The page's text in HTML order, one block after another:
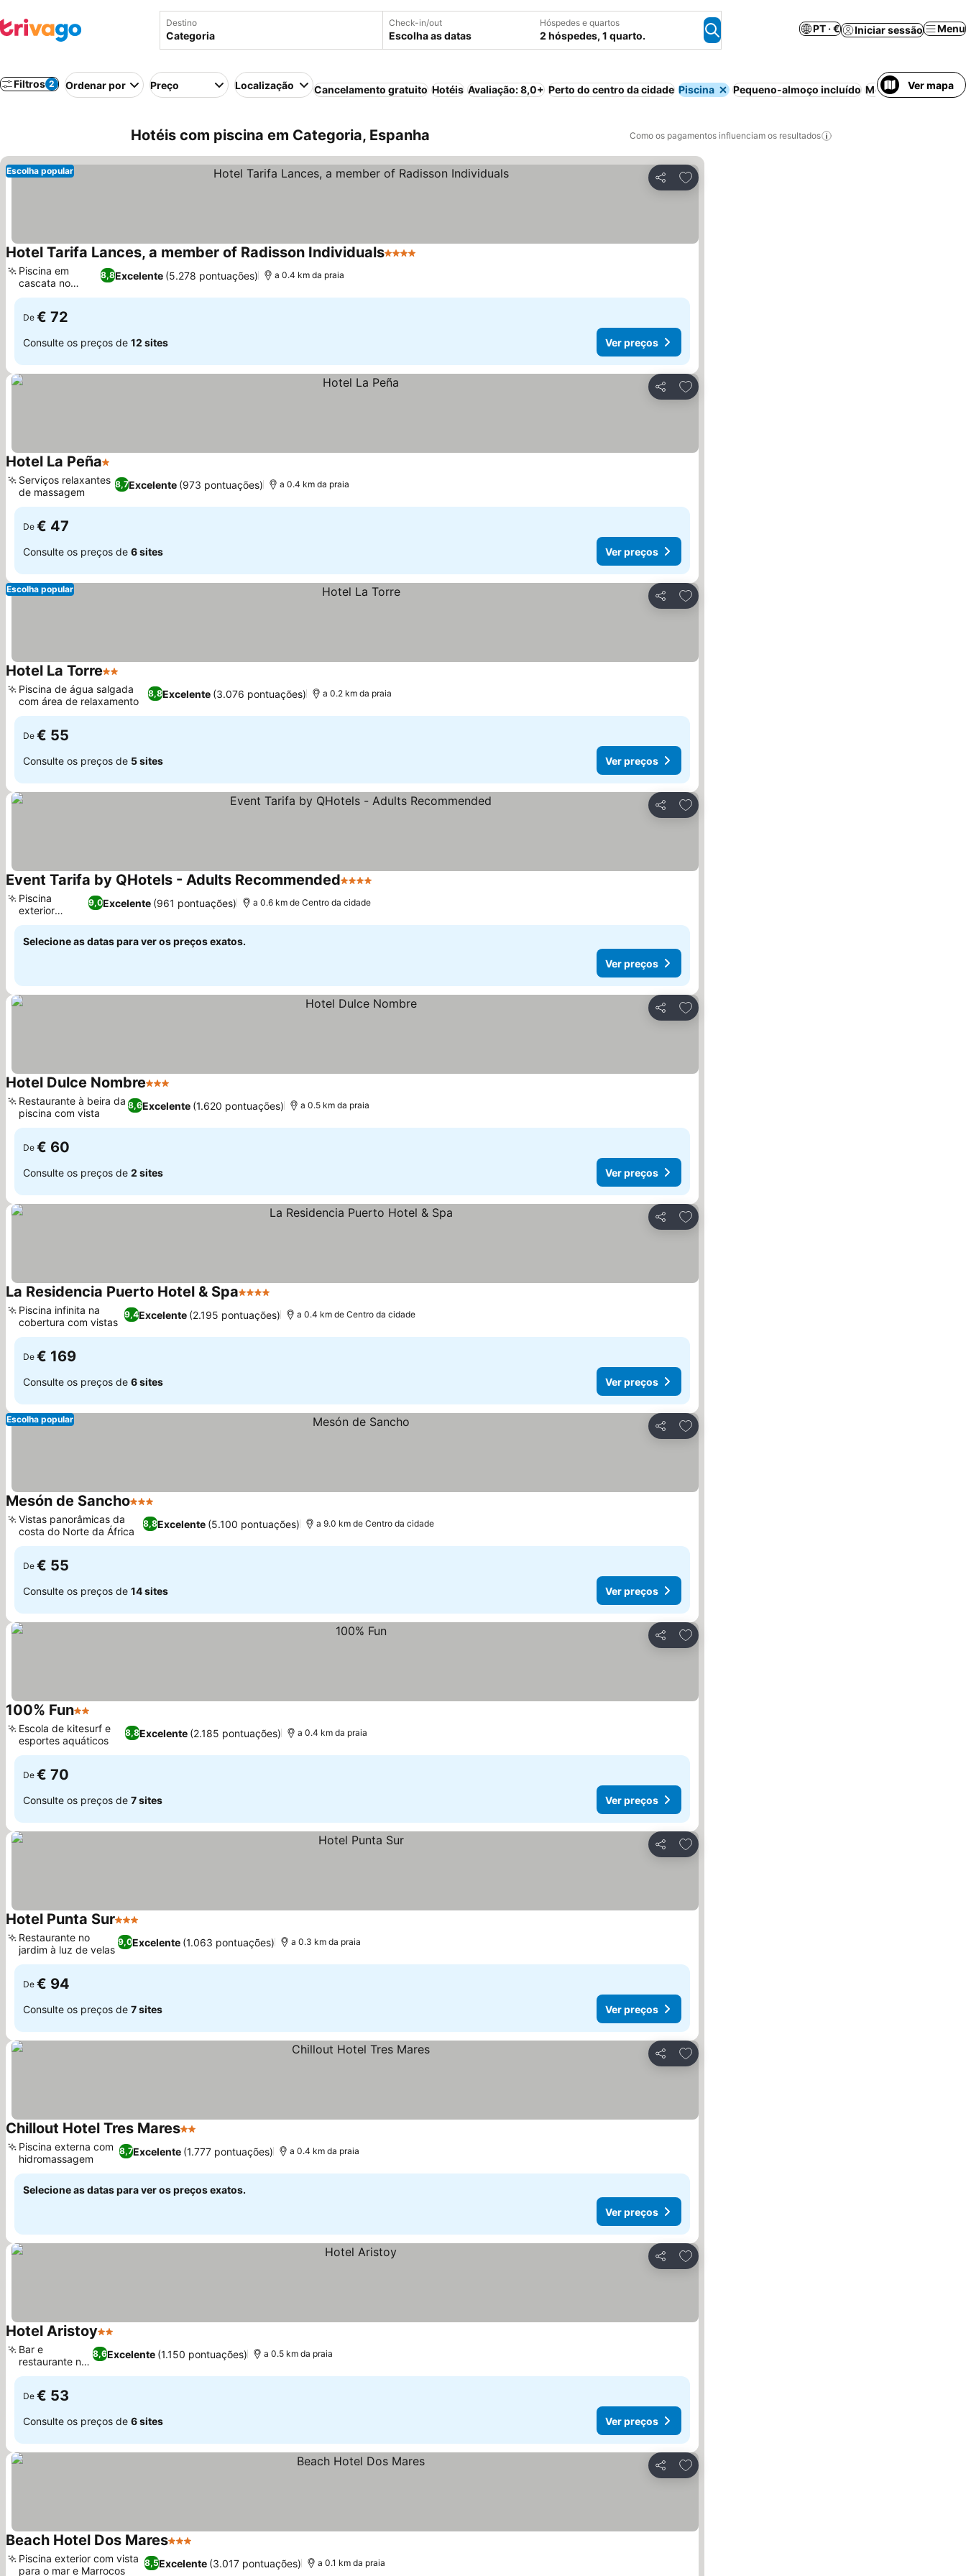
Destino Check-in/out
Escolha as datas
Hóspedes e quartos
2 hóspedes, 1 quarto.
PT · € Iniciar sessão Menu
Filtros 2 Ordenar por Preço Localização Cancelamento gratuito Hotéis Avaliação: 8,0+ Perto do centro da cidade Piscina Pequeno-almoço incluído Meia-pensão Praia
Ver mapa
Hotéis com piscina em Categoria, Espanha Como os pagamentos influenciam os resultados
Partilhar
Adicionar aos favoritos
Escolha popular
Hotel Tarifa Lances, a member of Radisson Individuals4 Estrelas
8,8Excelente (5.278 pontuações)
Piscina em
cascata no
jardim
a 0.4 km da praia
De € 72
Consulte os preços de 12 sites Ver preços
Partilhar
Adicionar aos favoritos
Hotel La Peña1 Estrelas
8,7Excelente (973 pontuações)
Serviços relaxantes
de massagem
a 0.4 km da praia
De € 47
Consulte os preços de 6 sites Ver preços
Partilhar
Adicionar aos favoritos
Escolha popular
Hotel La Torre2 Estrelas
8,8Excelente (3.076 pontuações)
Piscina de água salgada
com área de relaxamento
a 0.2 km da praia
De € 55
Consulte os preços de 5 sites Ver preços
Partilhar
Adicionar aos favoritos
Event Tarifa by QHotels - Adults Recommended4 Estrelas
9,0Excelente (961 pontuações)
Piscina
exterior
sazonal
a 0.6 km de Centro da cidade
Selecione as datas para ver os preços exatos.
Ver preços
Partilhar
Adicionar aos favoritos
Hotel Dulce Nombre3 Estrelas
8,6Excelente (1.620 pontuações)
Restaurante à beira da
piscina com vista
a 0.5 km da praia
De € 60
Consulte os preços de 2 sites Ver preços
Partilhar
Adicionar aos favoritos
La Residencia Puerto Hotel & Spa4 Estrelas
9,4Excelente (2.195 pontuações)
Piscina infinita na
cobertura com vistas
a 0.4 km de Centro da cidade
De € 169
Consulte os preços de 6 sites Ver preços
Partilhar
Adicionar aos favoritos
Escolha popular
Mesón de Sancho3 Estrelas
8,8Excelente (5.100 pontuações)
Vistas panorâmicas da
costa do Norte da África
a 9.0 km de Centro da cidade
De € 55
Consulte os preços de 14 sites Ver preços
Partilhar
Adicionar aos favoritos
100% Fun2 Estrelas
8,8Excelente (2.185 pontuações)
Escola de kitesurf e
esportes aquáticos
a 0.4 km da praia
De € 70
Consulte os preços de 7 sites Ver preços
Partilhar
Adicionar aos favoritos
Hotel Punta Sur3 Estrelas
9,0Excelente (1.063 pontuações)
Restaurante no
jardim à luz de velas
a 0.3 km da praia
De € 94
Consulte os preços de 7 sites Ver preços
Partilhar
Adicionar aos favoritos
Chillout Hotel Tres Mares2 Estrelas
8,7Excelente (1.777 pontuações)
Piscina externa com
hidromassagem
a 0.4 km da praia
Selecione as datas para ver os preços exatos.
Ver preços
Partilhar
Adicionar aos favoritos
Hotel Aristoy2 Estrelas
8,6Excelente (1.150 pontuações)
Bar e
restaurante no
local
a 0.5 km da praia
De € 53
Consulte os preços de 6 sites Ver preços
Partilhar
Adicionar aos favoritos
Beach Hotel Dos Mares3 Estrelas
8,5Excelente (3.017 pontuações)
Piscina exterior com vista
para o mar e Marrocos
a 0.1 km da praia